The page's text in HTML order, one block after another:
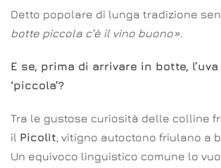
Detto popolare di lunga tradizione
botte piccola c’è il vino buono».
E se, prima di arrivare in botte, l’uva
‘piccola’?
Tra le gustose curiosità delle colline
il Picolìt, vitigno autoctono friulano a
Un equivoco linguistico comune lo